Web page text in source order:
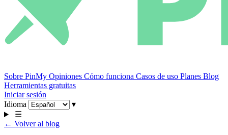
Sobre PinMy Opiniones Cómo funciona Casos de uso Planes Blog
Herramientas gratuitas
Iniciar sesión
Idioma
▾
☰
← Volver al blog